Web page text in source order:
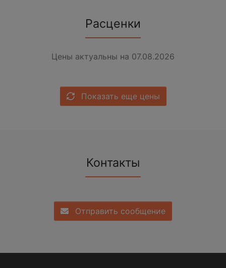
Расценки
Цены актуальны на 07.08.2026
Показать еще цены
Контакты
Отправить сообщение